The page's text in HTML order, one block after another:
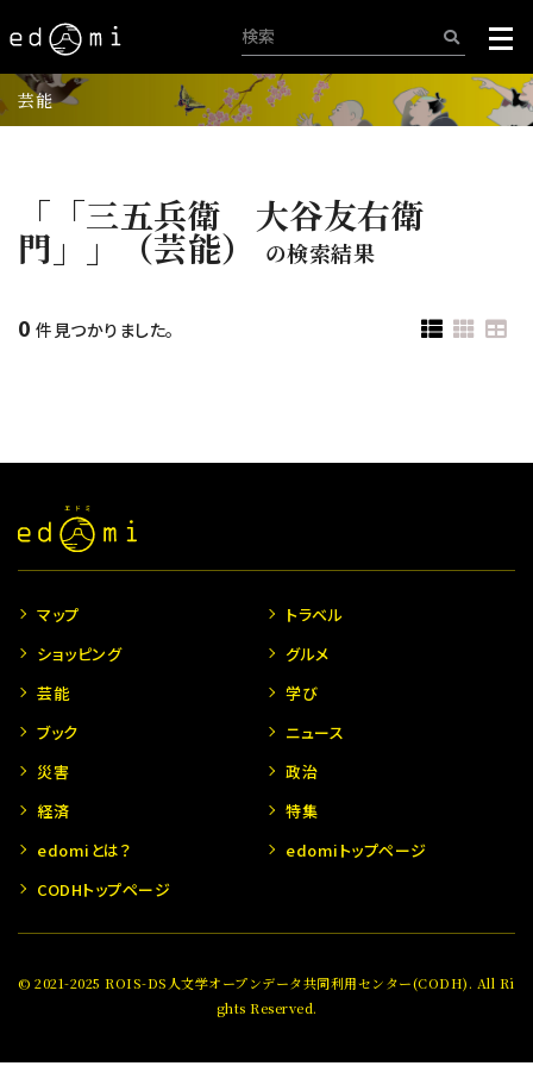
芸能
「「三五兵衛 大谷友右衛
門」」（芸能） の検索結果
0 件見つかりました。
マップ
トラベル
ショッピング
グルメ
芸能
学び
ブック
ニュース
災害
政治
経済
特集
edomiとは？
edomiトップページ
CODHトップページ
© 2021-2025 ROIS-DS人文学オープンデータ共同利用センター(CODH). All Ri
ghts Reserved.